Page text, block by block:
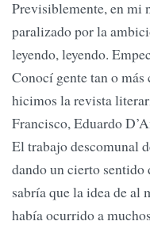
Previsiblemente, en mi
paralizado por la
leyendo, leyendo.
Conocí gente tan o
hicimos la revista
Francisco, Eduardo
El trabajo descomunal
dando un cierto
sabría que la idea de al
había ocurrido a